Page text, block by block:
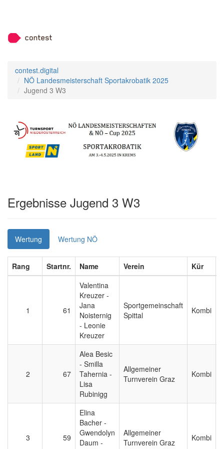
contest.digital
NÖ Landesmeisterschaft Sportakrobatik 2025
Jugend 3 W3
Ergebnisse Jugend 3 W3
Wertung Wertung NÖ
Rang Startnr. Name Verein Kür
1 61
Valentina
Kreuzer -
Jana
Noisternig
- Leonie
Kreuzer
Sportgemeinschaft
Spittal
Kombi
2 67
Alea Besic
- Smilla
Tahernia -
Lisa
Rubinigg
Allgemeiner
Turnverein Graz
Kombi
3 59
Elina
Bacher -
Gwendolyn
Daum -
Allgemeiner
Turnverein Graz
Kombi